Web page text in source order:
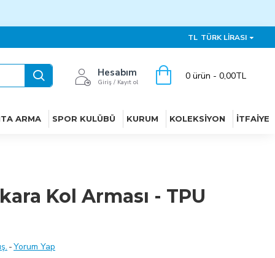
TL TÜRK LIRASI
Hesabım
Giriş / Kayıt ol
0 ürün - 0,00TL
ARMA SPOR KULÜBÜ KURUM KOLEKSIYON İTFAIYE
Kol Arması - TPU
-Yorum Yap